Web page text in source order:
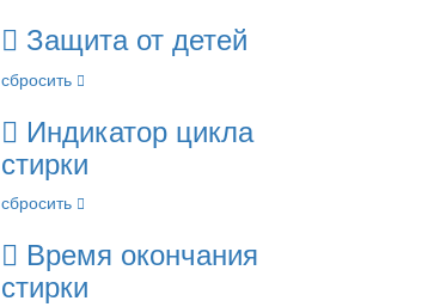
Защита от детей
сбросить
Индикатор цикла
стирки
сбросить
Время окончания
стирки